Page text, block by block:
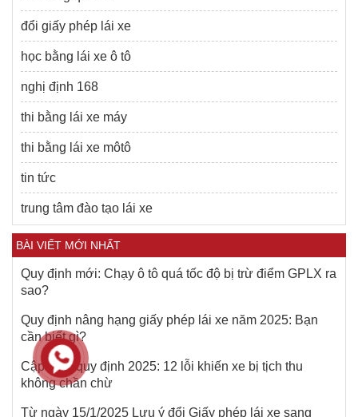
đổi giấy phép lái xe
học bằng lái xe ô tô
nghị định 168
thi bằng lái xe máy
thi bằng lái xe môtô
tin tức
trung tâm đào tạo lái xe
BÀI VIẾT MỚI NHẤT
Quy định mới: Chạy ô tô quá tốc độ bị trừ điểm GPLX ra
sao?
Quy định nâng hạng giấy phép lái xe năm 2025: Bạn
cần biết gì?
Cập nhật quy định 2025: 12 lỗi khiến xe bị tịch thu
không chần chừ
Từ ngày 15/1/2025 Lưu ý đổi Giấy phép lái xe sang